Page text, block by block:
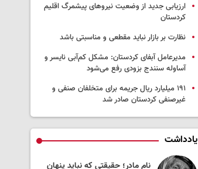
ارزیابی جدید از وضعیت نیروهای پیشمرگ اقلیم
کردستان
نظارت بر بازار نباید مقطعی و مناسبتی باشد
مدیرعامل آبفای کردستان: مشکل کم‌آبی نایسر و
آساوله سنندج بزودی رفع می‌شود
۱۹۱ میلیارد ریال جریمه برای متخلفان صنفی و
غیرصنفی کردستان صادر شد
یادداشت
نام مادر؛ حقیقتی که نباید پنهان